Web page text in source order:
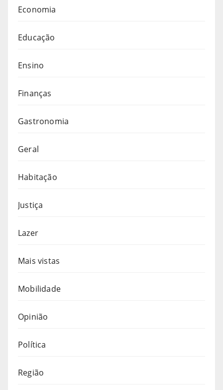
Economia
Educação
Ensino
Finanças
Gastronomia
Geral
Habitação
Justiça
Lazer
Mais vistas
Mobilidade
Opinião
Política
Região